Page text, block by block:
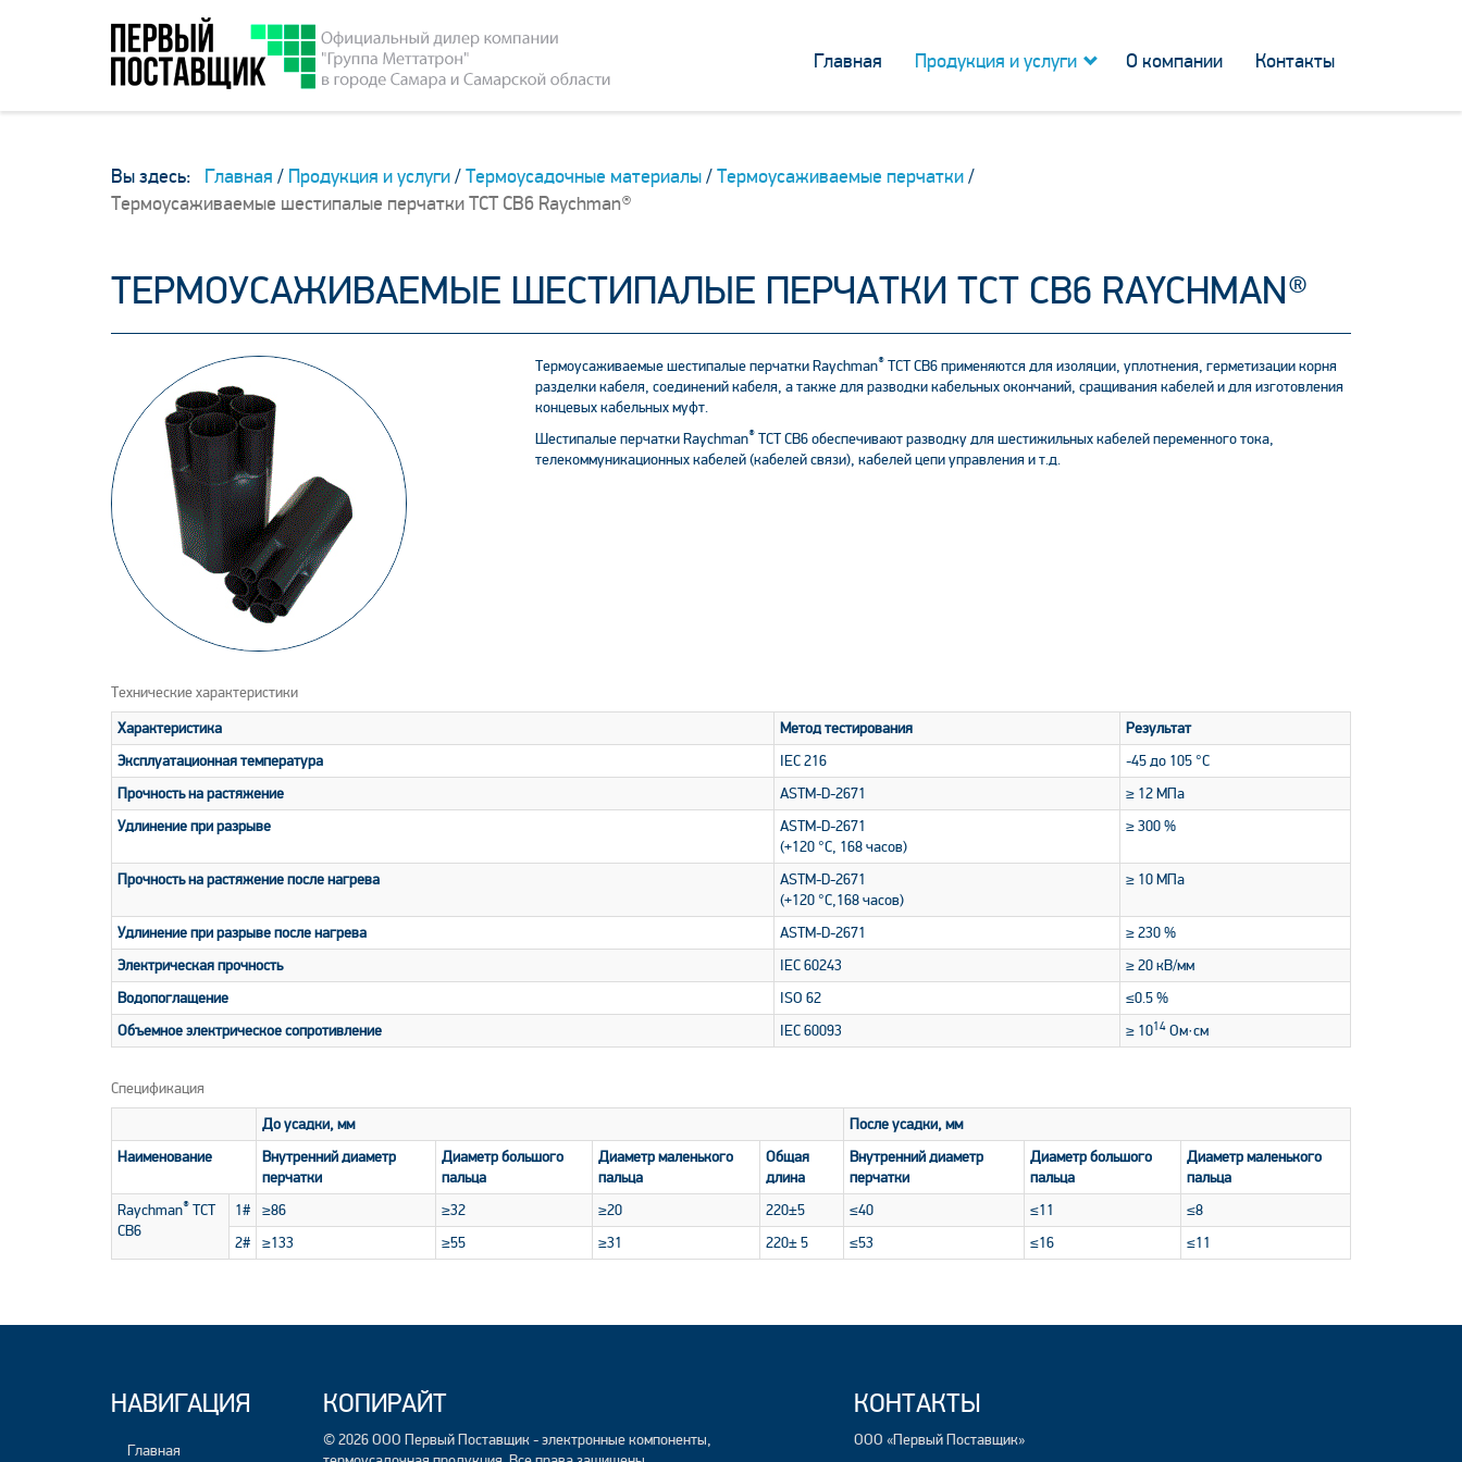
Главная Продукция и услуги О компании Контакты
Вы здесь: Главная / Продукция и услуги/Термоусадочные материалы/Термоусаживаемые перчатки/
Термоусаживаемые шестипалые перчатки ТСТ СВ6 Raychman®
ТЕРМОУСАЖИВАЕМЫЕ ШЕСТИПАЛЫЕ ПЕРЧАТКИ ТСТ СВ6 RAYCHMAN®
Термоусаживаемые шестипалые перчатки Raychman®ТСТ СВ6 применяются для изоляции, уплотнения, герметизации корня
разделки кабеля, соединений кабеля, а также для разводки кабельных окончаний, сращивания кабелей и для изготовления
концевых кабельных муфт.
Шестипалые перчатки Raychman® ТСТ СВ6 обеспечивают разводку для шестижильных кабелей переменного тока,
телекоммуникационных кабелей (кабелей связи), кабелей цепи управления и т.д.
Технические характеристики
Характеристика
Метод тестирования
Результат
Эксплуатационная температура
IEC 216
-45 до 105 °С
Прочность на растяжение
ASTM-D-2671
≥ 12 МПа
Удлинение при разрыве
ASTM-D-2671
(+120 °С, 168 часов)
≥ 300 %
Прочность на растяжение после нагрева
ASTM-D-2671
(+120 °С,168 часов)
≥ 10 МПа
Удлинение при разрыве после нагрева ASTM-D-2671
≥ 230 %
Электрическая прочность
IEC 60243
≥ 20 кВ/мм
Водопоглащение
ISO 62
≤0.5 %
Объемное электрическое сопротивление
IEC 60093 ≥ 1014 Ом·см
Спецификация
До усадки, мм
После усадки, мм
Наименование
Внутренний диаметр
перчатки
Диаметр большого
пальца
Диаметр маленького
пальца
Общая
длина
Внутренний диаметр
перчатки
Диаметр большого
пальца
Диаметр маленького
пальца
Raychman® ТСТ
СВ6
1# ≥86 ≥32 ≥20 220±5 ≤40 ≤11
≤8
2#
≥133 ≥55 ≥31 220± 5 ≤53 ≤16 ≤11
НАВИГАЦИЯ
Главная
КОПИРАЙТ
© 2026 ООО Первый Поставщик - электронные компоненты,
КОНТАКТЫ
ООО «Первый Поставщик»